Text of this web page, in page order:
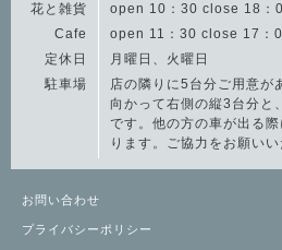
花と雑貨
open 10：30 close 18：
Cafe
open 11：30 close 17：
定休日
月曜日、火曜日
駐車場
店の隣りに5台分ご用意が
向かって右側の縦3台分と
です。他の方の車が出る
ります。ご協力をお願いい
お問い合わせ
プライバシーポリシー